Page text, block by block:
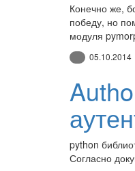
Конечно же,
победу, но
модуля
05.10.2014
python
Согласно